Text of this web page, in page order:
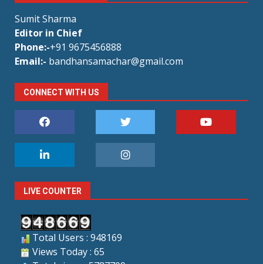
Sumit Sharma
Editor in Chief
Phone:-+91 9675456888
Email:- bandhansamachar@gmail.com
CONNECT WITH US
LIVE COUNTER
Total Users : 948169
Views Today : 65